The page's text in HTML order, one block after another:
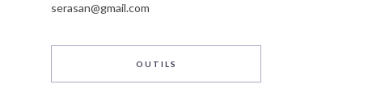
serasan@gmail.com
OUTILS